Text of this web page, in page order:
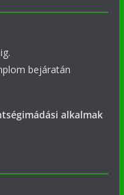
bejáratán
alkalmak